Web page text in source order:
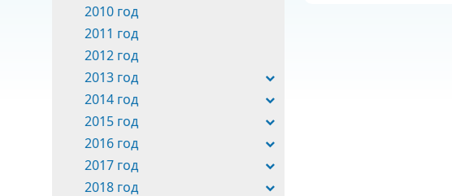
Аппарат
2010 год
2011 год
2012 год
2013 год
2014 год
2015 год
2016 год
2017 год
2018 год